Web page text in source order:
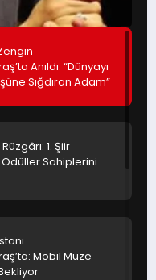
Anıldı: “Dünyayı
Sığdıran Adam”
1. Şiir
Ödüller Sahiplerini
Mobil Müze